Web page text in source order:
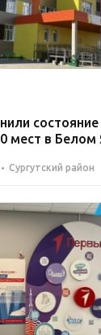
состояние
мест в Белом
Сургутский район